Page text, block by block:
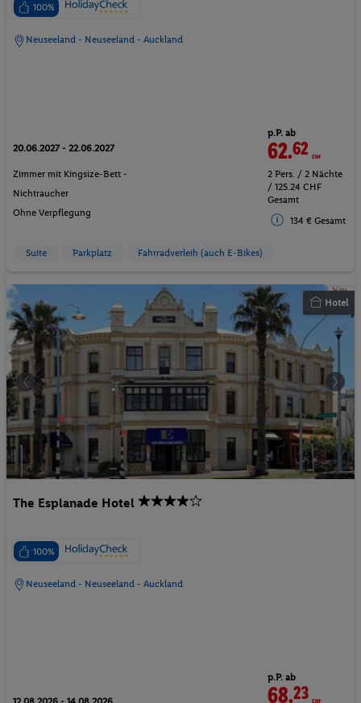
100%
Neuseeland - Neuseeland - Auckland
20.06.2027 - 22.06.2027
Zimmer mit Kingsize-Bett -
Nichtraucher
Ohne Verpflegung
p.P. ab
62.62 CHF
2 Pers. / 2 Nächte
/ 125.24 CHF
Gesamt
134 € Gesamt
Suite Parkplatz Fahrradverleih (auch E-Bikes)
Hotel
The Esplanade Hotel
100%
Neuseeland - Neuseeland - Auckland
p.P. ab
68.23CHF